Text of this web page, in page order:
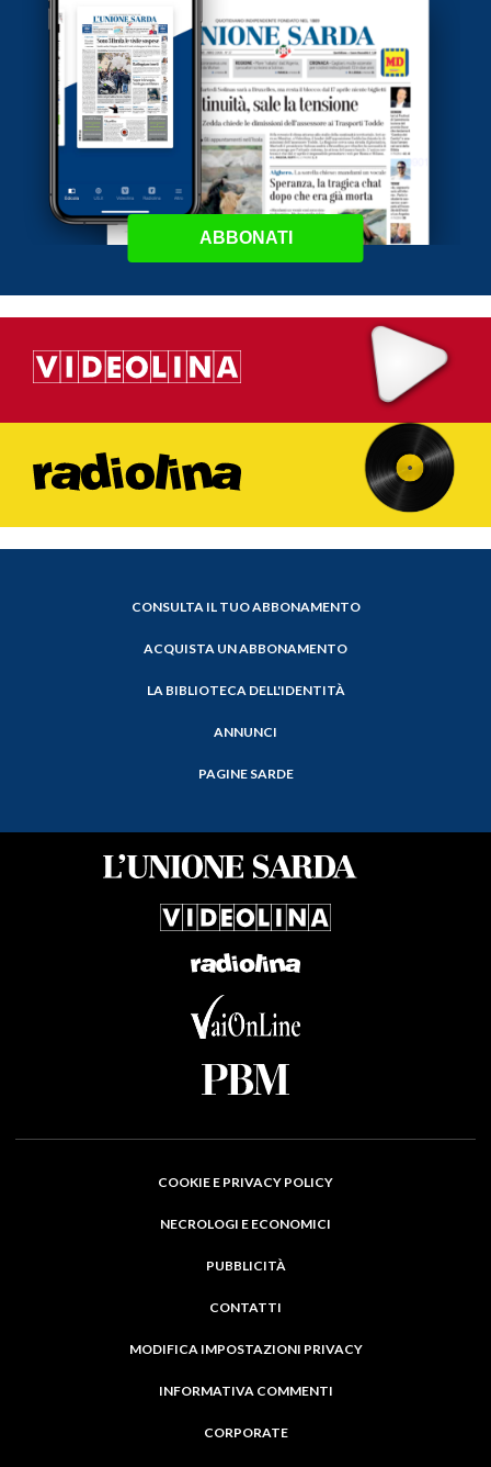
ABBONATI
CONSULTA IL TUO ABBONAMENTO
ACQUISTA UN ABBONAMENTO
LA BIBLIOTECA DELL'IDENTITÀ
ANNUNCI
PAGINE SARDE
COOKIE E PRIVACY POLICY
NECROLOGI E ECONOMICI
PUBBLICITÀ
CONTATTI
MODIFICA IMPOSTAZIONI PRIVACY
INFORMATIVA COMMENTI
CORPORATE